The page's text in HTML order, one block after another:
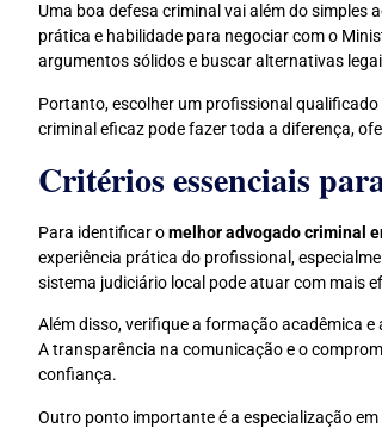
Uma boa defesa criminal vai além do simples
prática e habilidade para negociar com o
argumentos sólidos e buscar alternativas
Portanto, escolher um profissional
criminal eficaz pode fazer toda a diferença,
Critérios essenciais
Para identificar omelhor advogado criminal
experiência prática do profissional,
sistema judiciário local pode atuar com mais
Além disso, verifique a formação acadêmica
A transparência na comunicação e o
confiança.
Outro ponto importante é a especialização